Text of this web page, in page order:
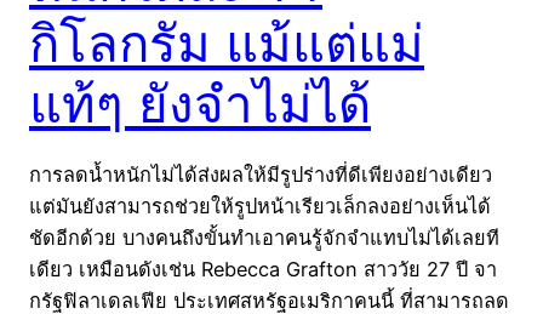
กิโลกรัม แม้แต่แม่
แท้ๆ ยังจำไม่ได้
การลดน้ำหนักไม่ได้ส่งผลให้มีรูปร่างที่ดีเพียงอย่างเดียว
แต่มันยังสามารถช่วยให้รูปหน้าเรียวเล็กลงอย่างเห็นได้
ชัดอีกด้วย บางคนถึงขั้นทำเอาคนรู้จักจำแทบไม่ได้เลยที
เดียว เหมือนดังเช่น Rebecca Grafton สาววัย 27 ปี จา
กรัฐฟิลาเดลเฟีย ประเทศสหรัฐอเมริกาคนนี้ ที่สามารถลด